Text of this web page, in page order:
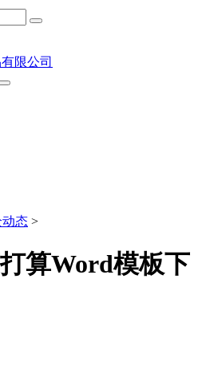
态 >
算Word模板下